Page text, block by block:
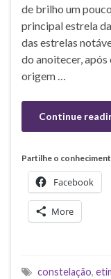
de brilho um
principal estrela
das estrelas
do anoitecer, após
origem …
Continue
Partilhe o
Facebook
More
constelação,